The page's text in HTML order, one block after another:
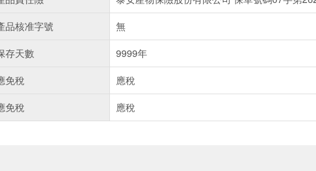
品核准字號
無
存天數
9999年
免稅
應稅
免稅
應稅